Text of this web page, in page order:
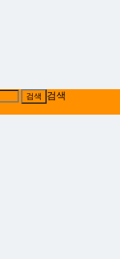
검색